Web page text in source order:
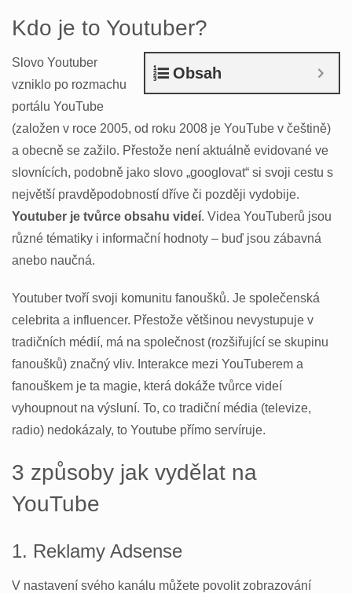
Kdo je to Youtuber?
Obsah
Slovo Youtuber
vzniklo po rozmachu
portálu YouTube
(založen v roce 2005, od roku 2008 je YouTube v češtině)
a obecně se zažilo. Přestože není aktuálně evidované ve
slovnících, podobně jako slovo „googlovat“ si svoji cestu s
největší pravděpodobností dříve či později vydobije.
Youtuber je tvůrce obsahu videí. Videa YouTuberů jsou
různé tématiky i informační hodnoty – buď jsou zábavná
anebo naučná.
Youtuber tvoří svoji komunitu fanoušků. Je společenská
celebrita a influencer. Přestože většinou nevystupuje v
tradičních médií, má na společnost (rozšiřující se skupinu
fanoušků) značný vliv. Interakce mezi YouTuberem a
fanouškem je ta magie, která dokáže tvůrce videí
vyhoupnout na výsluní. To, co tradiční média (televize,
radio) nedokázaly, to Youtube přímo servíruje.
3 způsoby jak vydělat na
YouTube
1. Reklamy Adsense
V nastavení svého kanálu můžete povolit zobrazování